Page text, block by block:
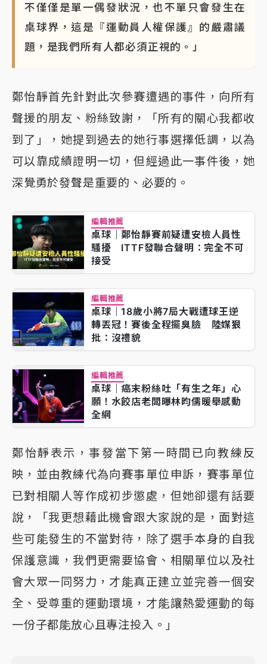
不僅僅是單一偶發狀況，也不單只會發生在
桌球界，這是『運動員人權保護』的嚴肅議
題，是我們所有人都必須正視的。」
鄭怡靜首先針對此次參賽遭遇的事件，向所有
聲援的朋友、粉絲致謝，「所有的關心我都收
到了」，她提到過去的她行事選擇低調，以為
可以靠成績證明一切，但經過此一事件後，她
深覺勇於發聲是重要的、必要的。
編輯推薦
桌球｜鄭怡靜賽前疑遭安檢人員性
騷擾 ITTF發聯合聲明：完全不可
接受
編輯推薦
桌球｜18歲小將7局大戰遭球王逆
轉丟冠！賽後全程擺臭臉 陸媒狠
批：沒禮貌
編輯推薦
桌球｜癌末粉絲吐「有生之年」心
願！水餃店老闆曝林昀儒暖舉感動
全網
鄭怡靜表示，事發當下第一時間已向教練反
映，並由教練代為向賽事單位申訴，賽事單位
已對相關人等作成初步懲處，但她卻還有話要
說，「我更想藉此機會跟大家說的是，面對這
些可能發生的不當對待，除了選手本身的自我
保護意識，我們更需要協會、相關單位以及社
會大眾一同努力，才能真正建立並完善一個安
全、受尊重的運動環境，才能讓熱愛運動的每
一份子都能放心且專注投入。」